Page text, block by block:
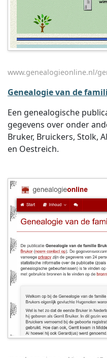
www.genealogieonline.nl/
Genealogie van de
Een genealogische
gegevens over onder
Bruker, Bruickers, Stolk,
en Oestreich.